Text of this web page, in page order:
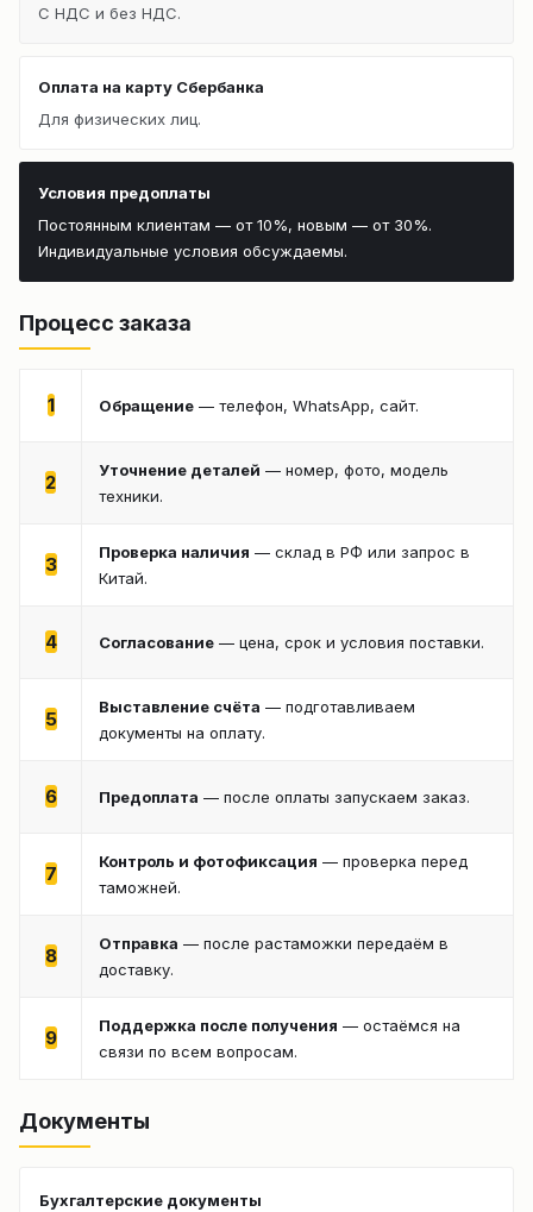
С НДС и без НДС.
Оплата на карту Сбербанка
Для физических лиц.
Условия предоплаты
Постоянным клиентам — от 10%, новым — от 30%.
Индивидуальные условия обсуждаемы.
Процесс заказа
1 Обращение — телефон, WhatsApp, сайт.
2
Уточнение деталей — номер, фото, модель
техники.
3
Проверка наличия — склад в РФ или запрос в
Китай.
4 Согласование — цена, срок и условия поставки.
5
Выставление счёта — подготавливаем
документы на оплату.
6 Предоплата — после оплаты запускаем заказ.
7
Контроль и фотофиксация — проверка перед
таможней.
8
Отправка — после растаможки передаём в
доставку.
9
Поддержка после получения — остаёмся на
связи по всем вопросам.
Документы
Бухгалтерские документы